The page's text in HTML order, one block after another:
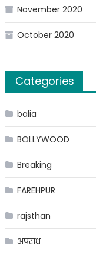
November 2020
October 2020
Categories
balia
BOLLYWOOD
Breaking
FAREHPUR
rajsthan
अपराध